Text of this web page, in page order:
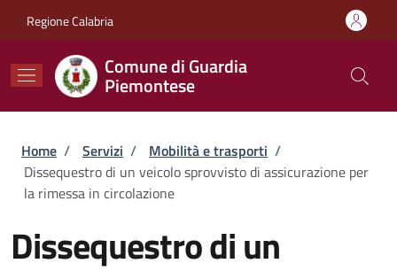
Regione Calabria
Comune di Guardia
Piemontese
Briciole di pane
Home / Servizi / Mobilità e trasporti /
Dissequestro di un veicolo sprovvisto di assicurazione per
la rimessa in circolazione
Dissequestro di un